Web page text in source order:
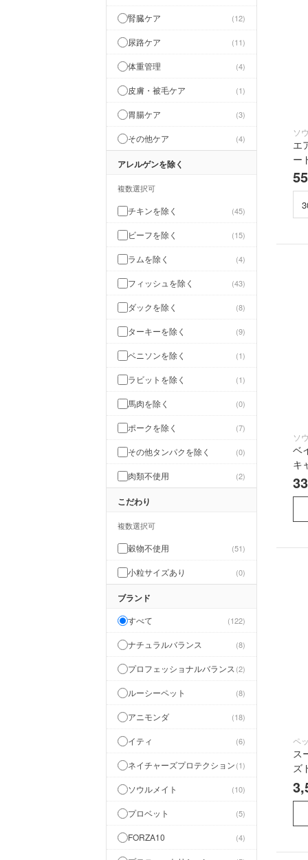
腎臓ケア 12
尿路ケア 11
体重管理 4
皮膚・被毛ケア 1
胃腸ケア 3
その他ケア 4
アレルゲンを除く
複数選択可
チキンを除く 45
ビーフを除く 15
ラムを除く 4
フィッシュを除く 43
ダックを除く 8
ターキーを除く 9
ベニソンを除く 1
ラビットを除く 1
馬肉を除く 0
ポークを除く 7
その他タンパクを除く 0
肉類不使用 2
こだわり
複数選択可
穀物不使用 51
小粒サイズあり 0
ブランド
すべて 122
ナチュラルバランス 8
プロフェッショナルバランス 2
ルーシーペット 8
アニモンダ 18
イティ 6
ネイチャーズプロテクション 1
ソウルメイト 10
プロベット 5
FORZA10 4
ソ
エ
ー
ソ
ベ
キ
ペ
ス
ズ